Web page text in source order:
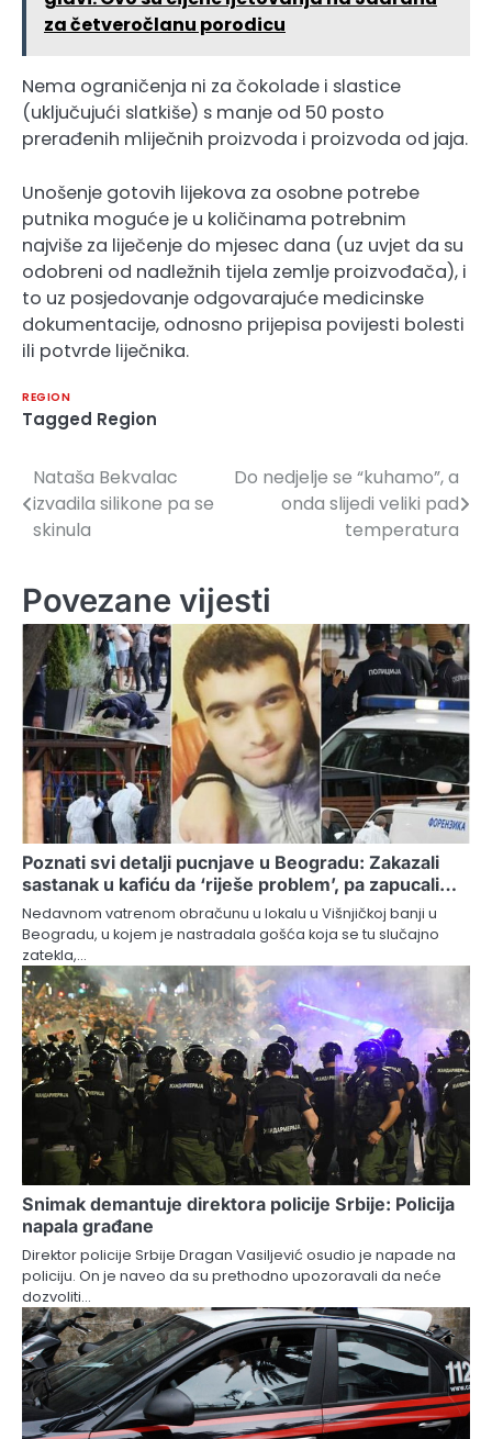
za četveročlanu porodicu
Nema ograničenja ni za čokolade i slastice
(uključujući slatkiše) s manje od 50 posto
prerađenih mliječnih proizvoda i proizvoda od jaja.
Unošenje gotovih lijekova za osobne potrebe
putnika moguće je u količinama potrebnim
najviše za liječenje do mjesec dana (uz uvjet da su
odobreni od nadležnih tijela zemlje proizvođača), i
to uz posjedovanje odgovarajuće medicinske
dokumentacije, odnosno prijepisa povijesti bolesti
ili potvrde liječnika.
REGION
Tagged Region
Navigacija
članaka
Nataša Bekvalac
izvadila silikone pa se
skinula
Do nedjelje se “kuhamo”, a
onda slijedi veliki pad
temperatura
Povezane vijesti
Poznati svi detalji pucnjave u Beogradu: Zakazali
sastanak u kafiću da ‘riješe problem’, pa zapucali…
Nedavnom vatrenom obračunu u lokalu u Višnjičkoj banji u
Beogradu, u kojem je nastradala gošća koja se tu slučajno
zatekla,…
Snimak demantuje direktora policije Srbije: Policija
napala građane
Direktor policije Srbije Dragan Vasiljević osudio je napade na
policiju. On je naveo da su prethodno upozoravali da neće
dozvoliti…